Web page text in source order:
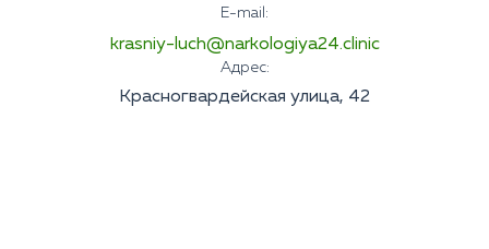
E-mail:
krasniy-luch@narkologiya24.clinic
Адрес:
Красногвардейская улица, 42